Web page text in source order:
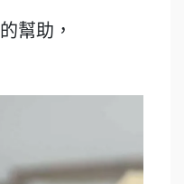
幫助，